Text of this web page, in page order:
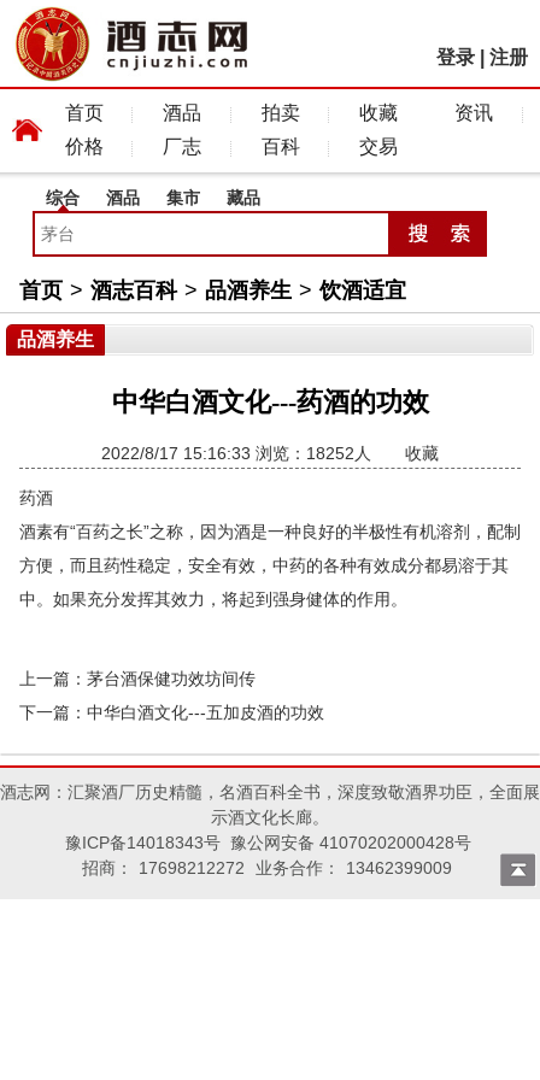
登录 注册
首页 酒品 拍卖 收藏
资讯
价格
厂志 百科 交易
综合 酒品 集市 藏品
首页 > 酒志百科 > 品酒养生 > 饮酒适宜
品酒养生
中华白酒文化---药酒的功效
2022/8/17 15:16:33 浏览：18252人 收藏
药酒
酒素有“百药之长”之称，因为酒是一种良好的半极性有机溶剂，配制
方便，而且药性稳定，安全有效，中药的各种有效成分都易溶于其
中。如果充分发挥其效力，将起到强身健体的作用。
上一篇： 茅台酒保健功效坊间传
下一篇： 中华白酒文化---五加皮酒的功效
酒志网：汇聚酒厂历史精髓，名酒百科全书，深度致敬酒界功臣，全面展
示酒文化长廊。
豫ICP备14018343号 豫公网安备 41070202000428号
招商：
17698212272 业务合作： 13462399009